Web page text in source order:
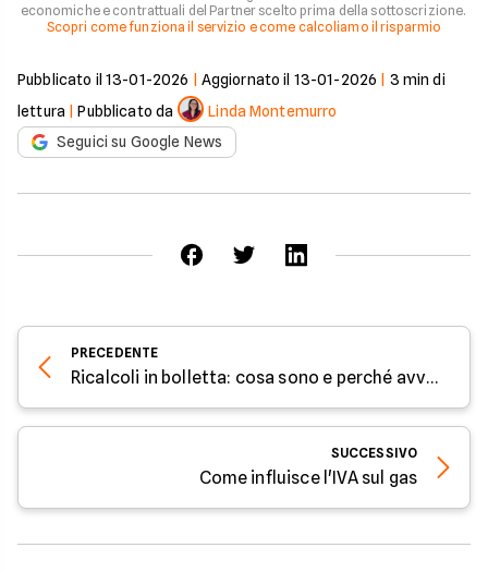
economiche e contrattuali del Partner scelto prima della sottoscrizione.
Scopri come funziona il servizio e come calcoliamo il risparmio
Pubblicato il 13-01-2026 Aggiornato il 13-01-2026 3 min di
lettura |Pubblicato da
Linda Montemurro
Seguici su Google News
PRECEDENTE
Ricalcoli in bolletta: cosa sono e perché avvengono
SUCCESSIVO
Come influisce l'IVA sul gas